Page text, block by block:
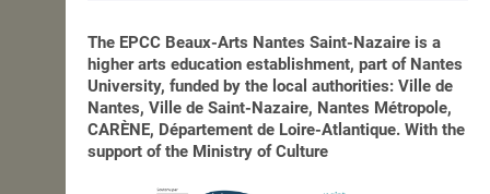
The EPCC Beaux-Arts Nantes Saint-Nazaire is a
higher arts education establishment, part of Nantes
University, funded by the local authorities: Ville de
Nantes, Ville de Saint-Nazaire, Nantes Métropole,
CARÈNE, Département de Loire-Atlantique. With the
support of the Ministry of Culture